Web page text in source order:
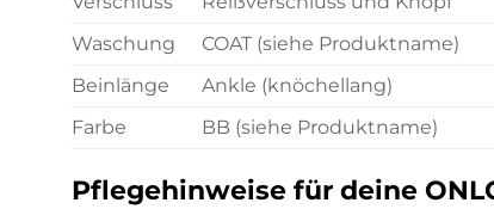
Waschung
COAT (siehe Produktname)
Beinlänge
Ankle (knöchellang)
Farbe
BB (siehe Produktname)
Pflegehinweise für deine